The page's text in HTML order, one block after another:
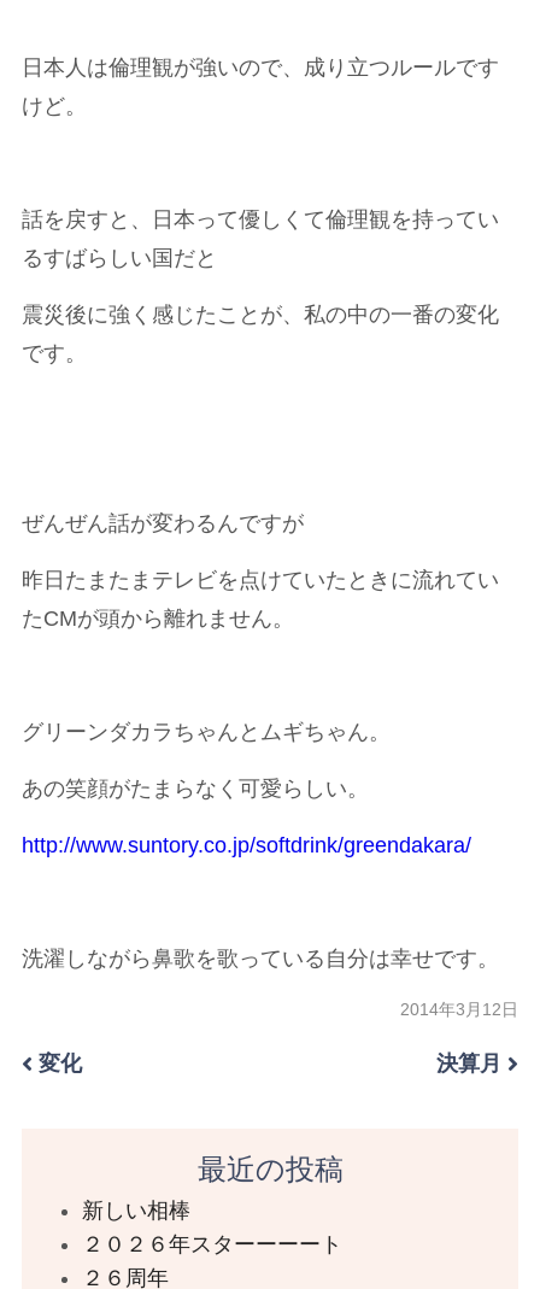
日本人は倫理観が強いので、成り立つルールです
けど。
話を戻すと、日本って優しくて倫理観を持ってい
るすばらしい国だと
震災後に強く感じたことが、私の中の一番の変化
です。
ぜんぜん話が変わるんですが
昨日たまたまテレビを点けていたときに流れてい
たCMが頭から離れません。
グリーンダカラちゃんとムギちゃん。
あの笑顔がたまらなく可愛らしい。
http://www.suntory.co.jp/softdrink/greendakara/
洗濯しながら鼻歌を歌っている自分は幸せです。
2014年3月12日
変化 決算月
最近の投稿
新しい相棒
２０２６年スターーーート
２６周年